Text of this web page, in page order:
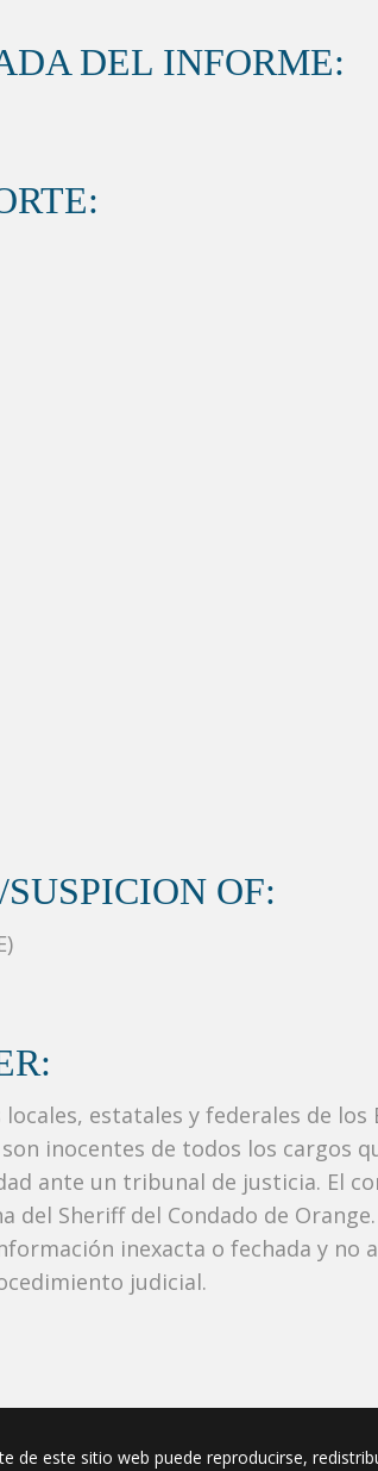
DEL INFORME:
OF:
estatales y federales de
inocentes de todos los cargos
ante un tribunal de justicia. El
del Sheriff del Condado de
inexacta o fechada y no
judicial.
de este sitio web puede reproducirse,